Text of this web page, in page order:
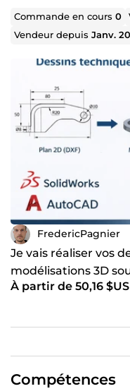
Commande en cours0
Vendeur depuisJanv.
FredericPagnier
Je vais réaliser vos
modélisations 3D
AutoCAD
À partir de 50,16 $US
Compétences